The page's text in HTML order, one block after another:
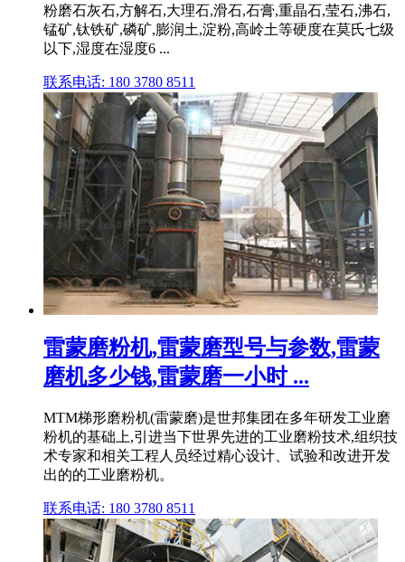
粉磨石灰石,方解石,大理石,滑石,石膏,重晶石,莹石,沸石,
锰矿,钛铁矿,磷矿,膨润土,淀粉,高岭土等硬度在莫氏七级
以下,湿度在湿度6 ...
联系电话: 180 3780 8511
雷蒙磨粉机,雷蒙磨型号与参数,雷蒙
磨机多少钱,雷蒙磨一小时 ...
MTM梯形磨粉机(雷蒙磨)是世邦集团在多年研发工业磨
粉机的基础上,引进当下世界先进的工业磨粉技术,组织技
术专家和相关工程人员经过精心设计、试验和改进开发
出的的工业磨粉机。
联系电话: 180 3780 8511